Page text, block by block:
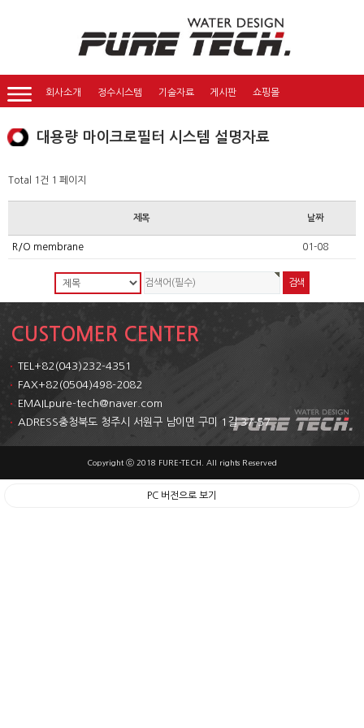
회사소개 정수시스템 기술자료 게시판 쇼핑몰
대용량 마이크로필터 시스템 설명자료
Total 1건 1 페이지
제목 날짜
R/O membrane 01-08
CUSTOMER CENTER
TEL +82(043)232-4351
FAX+82(0504)498-2082
EMAIL pure-tech@naver.com
ADRESS충청북도 청주시 서원구 남이면 구미 1길 37-57
Copyright ⓒ 2018 FURE-TECH. All rights Reserved
PC 버전으로 보기